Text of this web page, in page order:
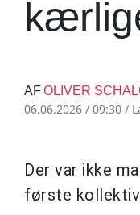
AFOLIVER
06.06.2026 / 09:30 /
Der var ikke
første